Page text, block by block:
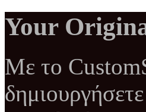
Your
Με το